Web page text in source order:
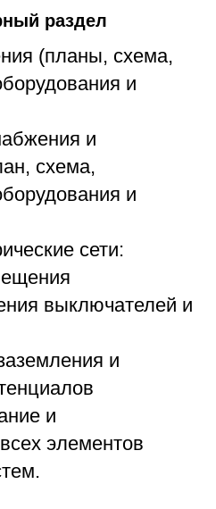
раздел
(планы, схема,
и
и
схема,
и
сети:
выключателей и
и
и
элементов